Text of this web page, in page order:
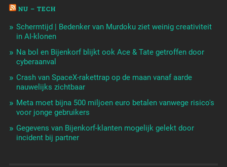
NU – TECH
Schermtijd | Bedenker van Murdoku ziet weinig creativiteit
in AI-klonen
Na bol en Bijenkorf blijkt ook Ace & Tate getroffen door
cyberaanval
Crash van SpaceX-rakettrap op de maan vanaf aarde
nauwelijks zichtbaar
Meta moet bijna 500 miljoen euro betalen vanwege risico's
voor jonge gebruikers
Gegevens van Bijenkorf-klanten mogelijk gelekt door
incident bij partner